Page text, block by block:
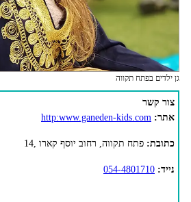
גן ילדים בפתח תקווה
צור קשר
אתר: http:www.ganeden-kids.com
כתובת: פתח תקווה, רחוב יוסף קארו ,14
נייד: 054-4801710